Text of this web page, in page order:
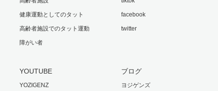
健康運動としてのタット
高齢者施設でのタット運動
障がい者
facebook
twitter
YOUTUBE
YOZIGENZ
ブログ
ヨジゲンズ